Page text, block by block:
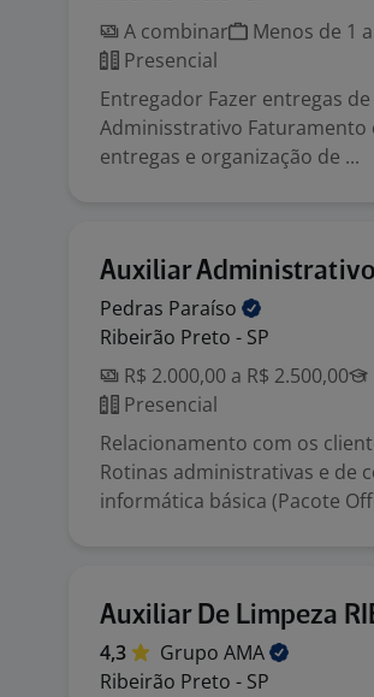
A combinar
Menos de 1
Presencial
Entregador Fazer entregas
Adminisstrativo
entregas e organização de ...
Auxiliar Administrativo
Pedras Paraíso
Ribeirão Preto - SP
R$ 2.000,00 a R$ 2.500,00
Presencial
Relacionamento com os
Rotinas administrativas e de
informática básica (Pacote
Auxiliar De Limpeza
4,3 Grupo AMA
Ribeirão Preto - SP